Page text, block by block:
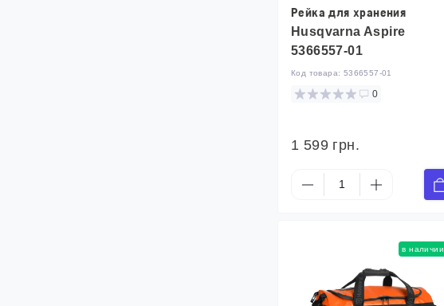
Рейка для хранения
Husqvarna Aspire
5366557-01
Код товара: 5366557-01
0
1 599 грн.
в наличии